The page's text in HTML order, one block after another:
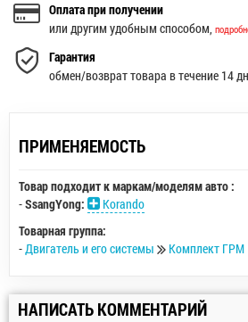
Оплата при получении
или другим удобным способом,
Гарантия
обмен/возврат товара в течение 14
ПРИМЕНЯЕМОСТЬ
Товар подходит к маркам/моделям авто :
-SsangYong:
Korando
Товарная группа:
-Двигатель и его системы Комплект ГРМ
НАПИСАТЬ КОММЕНТАРИЙ